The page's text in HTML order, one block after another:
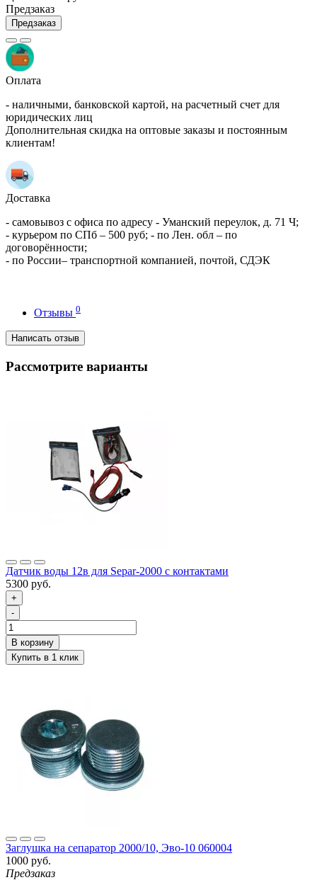
Предзаказ
Предзаказ
Оплата
- наличными, банковской картой, на расчетный счет для
юридических лиц
Дополнительная скидка на оптовые заказы и постоянным
клиентам!
Доставка
- самовывоз с офиса по адресу - Уманский переулок, д. 71 Ч;
- курьером по СПб – 500 руб; - по Лен. обл – по
договорённости;
- по России– транспортной компанией, почтой, СДЭК
Отзывы 0
Написать отзыв
Рассмотрите варианты
Датчик воды 12в для Separ-2000 с контактами
5300 руб.
+
-
Заглушка на сепаратор 2000/10, Эво-10 060004
1000 руб.
Предзаказ